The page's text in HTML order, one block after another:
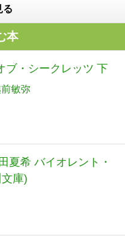
る
本
ブ・シークレッツ 下
敏弥
夏希 バイオレント・
庫)